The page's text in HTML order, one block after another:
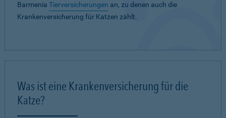
Barmenia Tierversicherungen an, zu denen auch die
Krankenversicherung für Katzen zählt.
Was ist eine Krankenversicherung für die
Katze?